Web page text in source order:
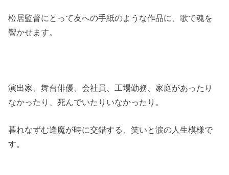
松居監督にとって友への手紙のような作品に、歌で魂を
響かせます。
演出家、舞台俳優、会社員、工場勤務、家庭があったり
なかったり、死んでいたりいなかったり。
暮れなずむ逢魔が時に交錯する、笑いと涙の人生模様で
す。